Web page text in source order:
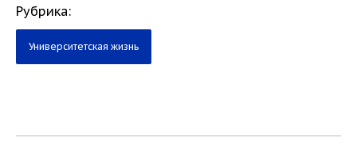
Рубрика:
Университетская жизнь